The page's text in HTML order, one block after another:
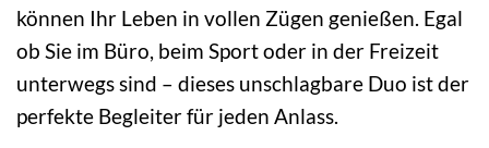
können Ihr Leben in vollen Zügen genießen. Egal
ob Sie im Büro, beim Sport oder in der Freizeit
unterwegs sind – dieses unschlagbare Duo ist der
perfekte Begleiter für jeden Anlass.